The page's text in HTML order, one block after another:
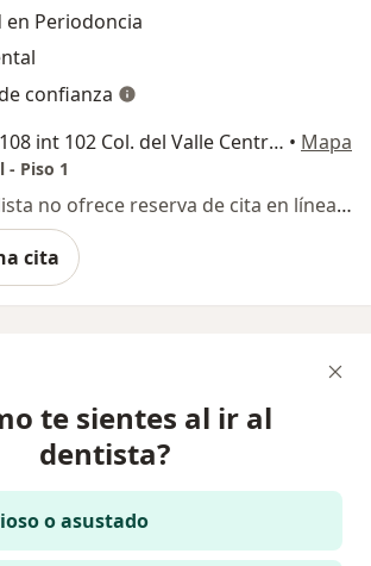
en Periodoncia
confianza
Calle Pilares 108 int 102 Col. del Valle Centro, Benito Juarez, Ciudad de México • Mapa
- Piso 1
Este especialista no ofrece reserva de cita en línea en esta dirección.
cita
te sientes al ir al
dentista?
o asustado